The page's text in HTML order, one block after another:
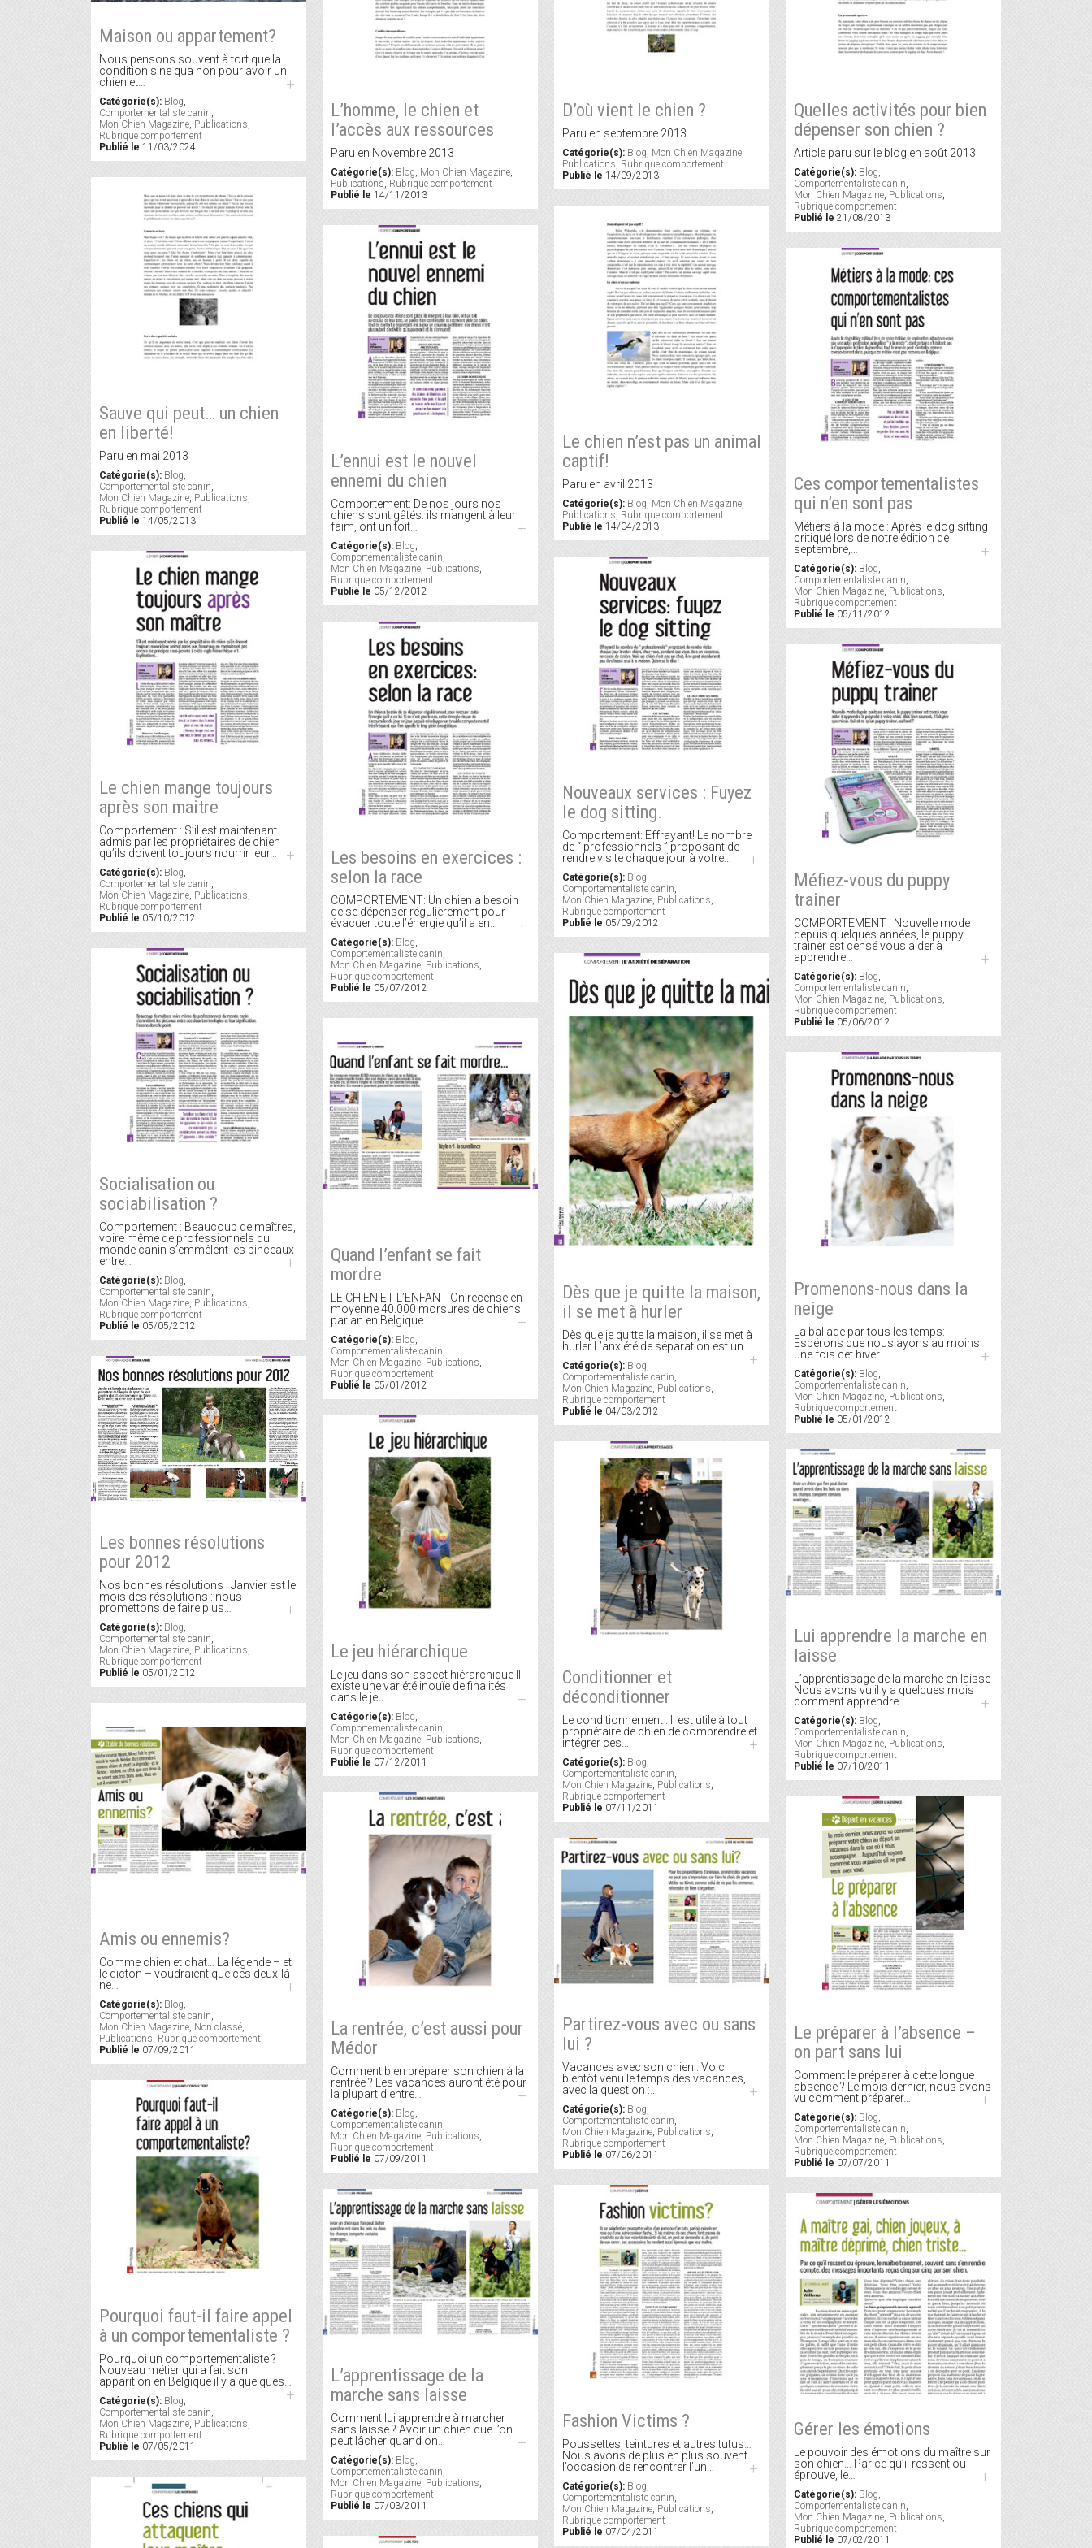
Maison ou appartement?
Nous pensons souvent à tort que la
condition sine qua non pour avoir un
chien et…
+
Catégorie(s): Blog,
Comportementaliste canin,
Mon Chien Magazine, Publications,
Rubrique comportement
Publié le 11/03/2024
L’homme, le chien et
l’accès aux ressources
Paru en Novembre 2013
Catégorie(s): Blog, Mon Chien Magazine,
Publications, Rubrique comportement
Publié le 14/11/2013
D’où vient le chien ?
Paru en septembre 2013
Catégorie(s): Blog, Mon Chien Magazine,
Publications, Rubrique comportement
Publié le 14/09/2013
Quelles activités pour bien
dépenser son chien ?
Article paru sur le blog en août 2013:
Catégorie(s): Blog,
Comportementaliste canin,
Mon Chien Magazine, Publications,
Rubrique comportement
Publié le 21/08/2013
Sauve qui peut… un chien
en liberté!
Paru en mai 2013
Catégorie(s): Blog,
Comportementaliste canin,
Mon Chien Magazine, Publications,
Rubrique comportement
Publié le 14/05/2013
Le chien n’est pas un animal
captif!
Paru en avril 2013
Catégorie(s): Blog, Mon Chien Magazine,
Publications, Rubrique comportement
Publié le 14/04/2013
L’ennui est le nouvel
ennemi du chien
Comportement: De nos jours nos
chiens sont gâtés: ils mangent à leur
faim, ont un toit…
+
Catégorie(s): Blog,
Comportementaliste canin,
Mon Chien Magazine, Publications,
Rubrique comportement
Publié le 05/12/2012
Ces comportementalistes
qui n’en sont pas
Métiers à la mode : Après le dog sitting
critiqué lors de notre édition de
septembre,…
+
Catégorie(s): Blog,
Comportementaliste canin,
Mon Chien Magazine, Publications,
Rubrique comportement
Publié le 05/11/2012
Le chien mange toujours
après son maitre
Comportement : S’il est maintenant
admis par les propriétaires de chien
qu’ils doivent toujours nourrir leur…
+
Catégorie(s): Blog
Comportementaliste canin
Mon Chien Magazine Publications
Rubrique comportement
Publié le 05/10/2012
Nouveaux services : Fuyez
le dog sitting.
Comportement: Effrayant! Le nombre
de “ professionnels ” proposant de
rendre visite chaque jour à votre…
+
Catégorie(s): Blog,
Comportementaliste canin,
Mon Chien Magazine, Publications,
Rubrique comportement
Publié le 05/09/2012
Les besoins en exercices :
selon la race
COMPORTEMENT: Un chien a besoin
de se dépenser régulièrement pour
évacuer toute l’énergie qu’il a en…
+
Catégorie(s): Blog,
Comportementaliste canin,
Mon Chien Magazine, Publications,
Rubrique comportement
Publié le 05/07/2012
Méfiez-vous du puppy
trainer
COMPORTEMENT : Nouvelle mode
depuis quelques années, le puppy
trainer est censé vous aider à
apprendre…
+
Catégorie(s): Blog,
Comportementaliste canin,
Mon Chien Magazine, Publications,
Rubrique comportement
Publié le 05/06/2012
Socialisation ou
sociabilisation ?
Comportement : Beaucoup de maîtres,
voire même de professionnels du
monde canin s’emmêlent les pinceaux
entre…
+
Catégorie(s): Blog
Comportementaliste canin
Mon Chien Magazine Publications
Rubrique comportement
Publié le 05/05/2012
Dès que je quitte la maison,
il se met à hurler
Dès que je quitte la maison, il se met à
hurler L’anxiété de séparation est un…
+
Catégorie(s): Blog
Comportementaliste canin
Mon Chien Magazine Publications
Rubrique comportement
Publié le 04/03/2012
Quand l’enfant se fait
mordre
LE CHIEN ET L’ENFANT On recense en
moyenne 40.000 morsures de chiens
par an en Belgique….
+
Catégorie(s): Blog
Comportementaliste canin
Mon Chien Magazine Publications
Rubrique comportement
Publié le 05/01/2012
Promenons-nous dans la
neige
La ballade par tous les temps:
Espérons que nous ayons au moins
une fois cet hiver…
+
Catégorie(s): Blog
Comportementaliste canin
Mon Chien Magazine Publications
Rubrique comportement
Publié le 05/01/2012
Les bonnes résolutions
pour 2012
Nos bonnes résolutions : Janvier est le
mois des résolutions : nous
promettons de faire plus…
+
Catégorie(s): Blog,
Comportementaliste canin,
Mon Chien Magazine, Publications,
Rubrique comportement
Publié le 05/01/2012
Le jeu hiérarchique
Le jeu dans son aspect hiérarchique Il
existe une variété inouïe de finalités
dans le jeu…
+
Catégorie(s): Blog
Comportementaliste canin
Mon Chien Magazine Publications
Rubrique comportement
Publié le 07/12/2011
Conditionner et
déconditionner
Le conditionnement : Il est utile à tout
propriétaire de chien de comprendre et
intégrer ces…
+
Catégorie(s): Blog
Comportementaliste canin
Mon Chien Magazine Publications
Rubrique comportement
Publié le 07/11/2011
Lui apprendre la marche en
laisse
L’apprentissage de la marche en laisse
Nous avons vu il y a quelques mois
comment apprendre…
+
Catégorie(s): Blog,
Comportementaliste canin,
Mon Chien Magazine, Publications,
Rubrique comportement
Publié le 07/10/2011
Amis ou ennemis?
Comme chien et chat… La légende – et
le dicton – voudraient que ces deux-là
ne…
+
Catégorie(s): Blog,
Comportementaliste canin,
Mon Chien Magazine, Non classé,
Publications, Rubrique comportement
Publié le 07/09/2011
La rentrée, c’est aussi pour
Médor
Comment bien préparer son chien à la
rentrée ? Les vacances auront été pour
la plupart d’entre…
+
Catégorie(s): Blog,
Comportementaliste canin,
Mon Chien Magazine, Publications,
Rubrique comportement
Publié le 07/09/2011
Le préparer à l’absence –
on part sans lui
Comment le préparer à cette longue
absence ? Le mois dernier, nous avons
vu comment préparer…
+
Catégorie(s): Blog,
Comportementaliste canin,
Mon Chien Magazine, Publications,
Rubrique comportement
Publié le 07/07/2011
Partirez-vous avec ou sans
lui ?
Vacances avec son chien : Voici
bientôt venu le temps des vacances,
avec la question :…
+
Catégorie(s): Blog,
Comportementaliste canin,
Mon Chien Magazine, Publications,
Rubrique comportement
Publié le 07/06/2011
Pourquoi faut-il faire appel
à un comportementaliste ?
Pourquoi un comportementaliste ?
Nouveau métier qui a fait son
apparition en Belgique il y a quelques…
+
Catégorie(s): Blog,
Comportementaliste canin,
Mon Chien Magazine, Publications,
Rubrique comportement
Publié le 07/05/2011
Fashion Victims ?
Poussettes, teintures et autres tutus…
Nous avons de plus en plus souvent
l’occasion de rencontrer l’un…
+
Catégorie(s): Blog,
Comportementaliste canin,
Mon Chien Magazine, Publications,
Rubrique comportement
Publié le 07/04/2011
L’apprentissage de la
marche sans laisse
Comment lui apprendre à marcher
sans laisse ? Avoir un chien que l’on
peut lâcher quand on…
+
Catégorie(s): Blog,
Comportementaliste canin,
Mon Chien Magazine, Publications,
Rubrique comportement
Publié le 07/03/2011
Gérer les émotions
Le pouvoir des émotions du maître sur
son chien… Par ce qu’il ressent ou
éprouve, le…
+
Catégorie(s): Blog,
Comportementaliste canin,
Mon Chien Magazine, Publications,
Rubrique comportement
Publié le 07/02/2011